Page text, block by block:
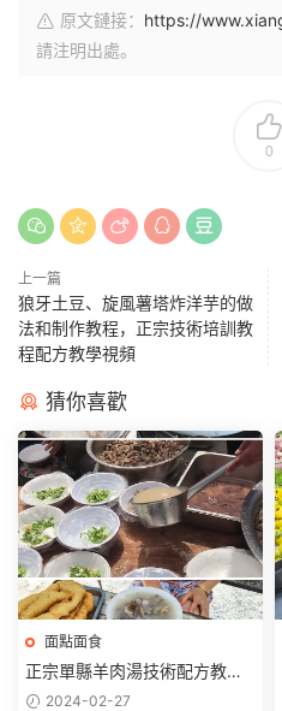
原文鏈接： https://
請注明出處。
0
上一篇
狼牙土豆、旋風薯塔炸洋芋的做
法和制作教程，正宗技術培訓教
程配方教學視頻
猜你喜歡
面點面食
正宗單縣羊肉湯技術配方教程
羊骨湯調料秘方制作特色小吃
2024-02-27